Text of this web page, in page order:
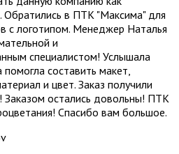
Обратились в ПТК "Максима" для
с логотипом. Менеджер Наталья
и
специалистом! Услышала
составить макет,
и цвет. Заказ получили
Заказом остались довольны! ПТК
Спасибо вам большое.